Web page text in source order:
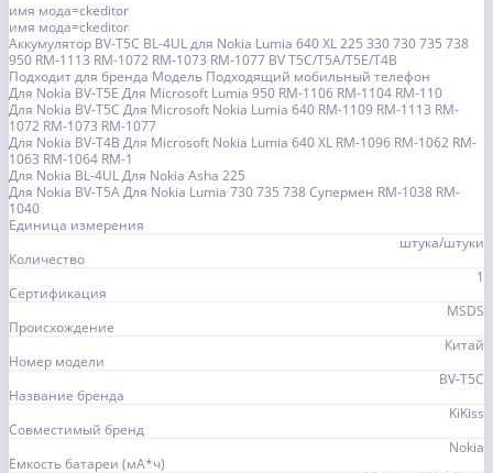
имя мода=ckeditor
имя мода=ckeditor
Аккумулятор BV-T5C BL-4UL для Nokia Lumia 640 XL 225 330 730 735 738
950 RM-1113 RM-1072 RM-1073 RM-1077 BV T5C/T5A/T5E/T4B
Подходит для бренда Модель Подходящий мобильный телефон
Для Nokia BV-T5E Для Microsoft Lumia 950 RM-1106 RM-1104 RM-110
Для Nokia BV-T5C Для Microsoft Nokia Lumia 640 RM-1109 RM-1113 RM-
1072 RM-1073 RM-1077
Для Nokia BV-T4B Для Microsoft Nokia Lumia 640 XL RM-1096 RM-1062 RM-
1063 RM-1064 RM-1
Для Nokia BL-4UL Для Nokia Asha 225
Для Nokia BV-T5A Для Nokia Lumia 730 735 738 Супермен RM-1038 RM-
1040
Единица измерения
штука/штуки
Количество
1
Сертификация
MSDS
Происхождение
Китай
Номер модели
BV-T5C
Название бренда
KiKiss
Совместимый бренд
Nokia
Емкость батареи (мА*ч)